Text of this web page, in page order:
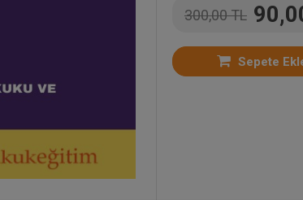
300,00 TL
Sepete